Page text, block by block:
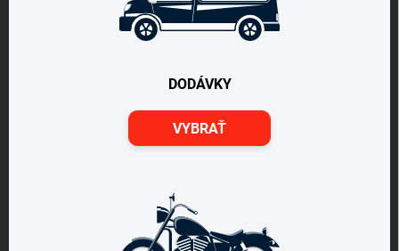
DODÁVKY
VYBRAŤ